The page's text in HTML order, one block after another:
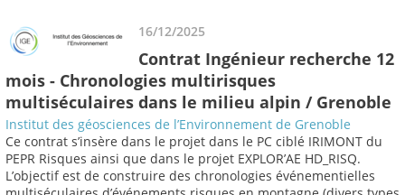
16/12/2025
Contrat Ingénieur recherche 12
mois - Chronologies multirisques
multiséculaires dans le milieu alpin / Grenoble
Institut des géosciences de l’Environnement de Grenoble
Ce contrat s’insère dans le projet dans le PC ciblé IRIMONT du
PEPR Risques ainsi que dans le projet EXPLOR’AE HD_RISQ.
L’objectif est de construire des chronologies événementielles